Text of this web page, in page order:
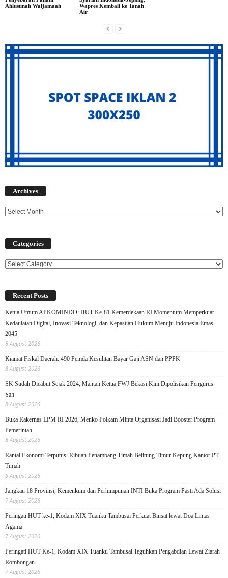
Ahlusunah Waljamaah
Wapres Kembali ke Tanah
Air
Archives
Categories
Categories
Recent Posts
Ketua Umum APKOMINDO: HUT Ke-81 Kemerdekaan RI Momentum Memperkuat
Kedaulatan Digital, Inovasi Teknologi, dan Kepastian Hukum Menuju Indonesia Emas
2045
8 August 2026
Kiamat Fiskal Daerah: 490 Pemda Kesulitan Bayar Gaji ASN dan PPPK
8 August 2026
SK Sudah Dicabut Sejak 2024, Mantan Ketua FWJ Bekasi Kini Dipolisikan Pengurus
Sah
8 August 2026
Buka Rakernas LPM RI 2026, Menko Polkam Minta Organisasi Jadi Booster Program
Pemerintah
8 August 2026
Rantai Ekonomi Terputus: Ribuan Penambang Timah Belitung Timur Kepung Kantor PT
Timah
8 August 2026
Jangkau 18 Provinsi, Kemenkum dan Perhimpunan INTI Buka Program Pasti Ada Solusi
7 August 2026
Peringati HUT ke-1, Kodam XIX Tuanku Tambusai Perkuat Binsat lewat Doa Lintas
Agama
7 August 2026
Peringati HUT Ke-1, Kodam XIX Tuanku Tambusai Teguhkan Pengabdian Lewat Ziarah
Rombongan
7 August 2026